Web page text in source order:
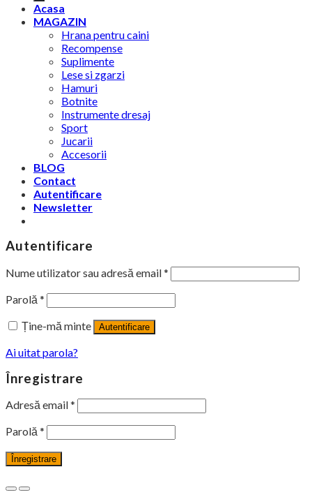
Acasa
MAGAZIN
Hrana pentru caini
Recompense
Suplimente
Lese si zgarzi
Hamuri
Botnite
Instrumente dresaj
Sport
Jucarii
Accesorii
BLOG
Contact
Autentificare
Newsletter
Autentificare
Nume utilizator sau adresă email*
Parolă *
Ține-mă minte
Autentificare
Ai uitat parola?
Înregistrare
Adresă email*
Parolă *
Înregistrare